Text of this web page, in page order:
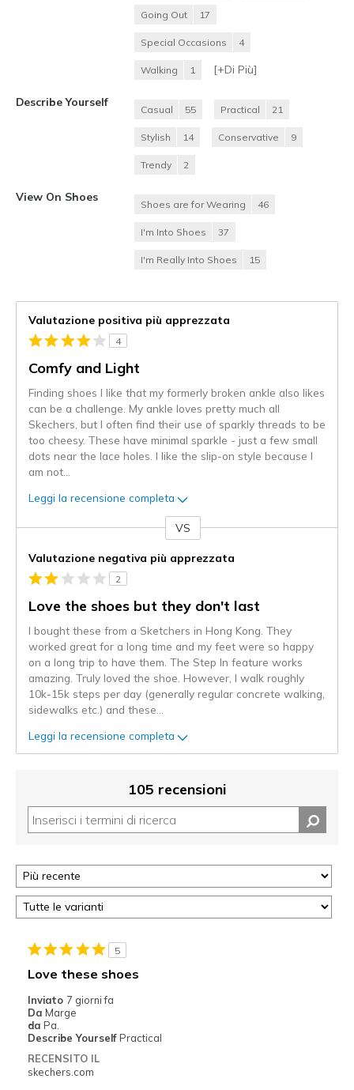
Going Out 17
Special Occasions 4
Walking 1 [+Di Più]
Describe Yourself
Casual 55 Practical 21
Stylish 14 Conservative 9
Trendy 2
View On Shoes
Shoes are for Wearing 46
I'm Into Shoes 37
I'm Really Into Shoes 15
Valutazione positiva più apprezzata
4
Comfy and Light
Finding shoes I like that my formerly broken ankle also likes
can be a challenge. My ankle loves pretty much all
Skechers, but I often find their use of sparkly threads to be
too cheesy. These have minimal sparkle - just a few small
dots near the lace holes. I like the slip-on style because I
am not
Leggi la recensione completa
VS
Valutazione negativa più apprezzata
2
Love the shoes but they don't last
I bought these from a Sketchers in Hong Kong. They
worked great for a long time and my feet were so happy
on a long trip to have them. The Step In feature works
amazing. Truly loved the shoe. However, I walk roughly
10k-15k steps per day (generally regular concrete walking,
sidewalks etc.) and these
Leggi la recensione completa
105 recensioni
5
Love these shoes
Inviato 7 giorni fa
Da Marge
da Pa.
Describe Yourself Practical
RECENSITO IL
skechers.com